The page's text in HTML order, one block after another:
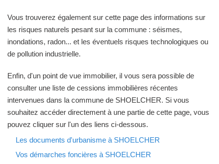
Vous trouverez également sur cette page des informations sur
les risques naturels pesant sur la commune : séismes,
inondations, radon... et les éventuels risques technologiques ou
de pollution industrielle.
Enfin, d'un point de vue immobilier, il vous sera possible de
consulter une liste de cessions immobilières récentes
intervenues dans la commune de SHOELCHER. Si vous
souhaitez accéder directement à une partie de cette page, vous
pouvez cliquer sur l'un des liens ci-dessous.
Les documents d'urbanisme à SHOELCHER
Vos démarches foncières à SHOELCHER